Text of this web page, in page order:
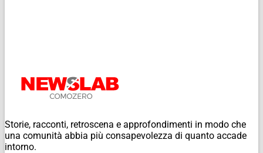
Storie, racconti, retroscena e approfondimenti in modo che
una comunità abbia più consapevolezza di quanto accade
intorno.